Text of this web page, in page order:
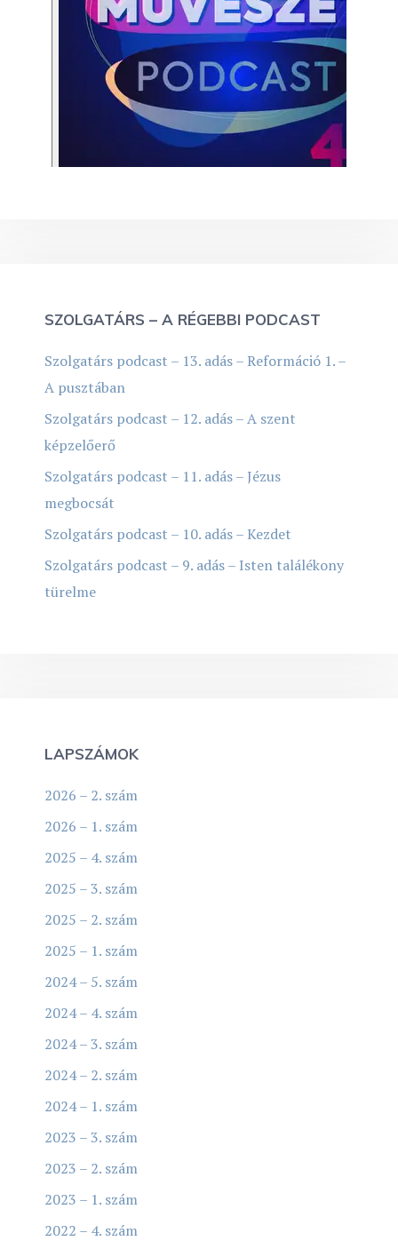
SZOLGATÁRS – A RÉGEBBI PODCAST
Szolgatárs podcast – 13. adás – Reformáció 1. –
A pusztában
Szolgatárs podcast – 12. adás – A szent
képzelőerő
Szolgatárs podcast – 11. adás – Jézus
megbocsát
Szolgatárs podcast – 10. adás – Kezdet
Szolgatárs podcast – 9. adás – Isten találékony
türelme
LAPSZÁMOK
2026 – 2. szám
2026 – 1. szám
2025 – 4. szám
2025 – 3. szám
2025 – 2. szám
2025 – 1. szám
2024 – 5. szám
2024 – 4. szám
2024 – 3. szám
2024 – 2. szám
2024 – 1. szám
2023 – 3. szám
2023 – 2. szám
2023 – 1. szám
2022 – 4. szám